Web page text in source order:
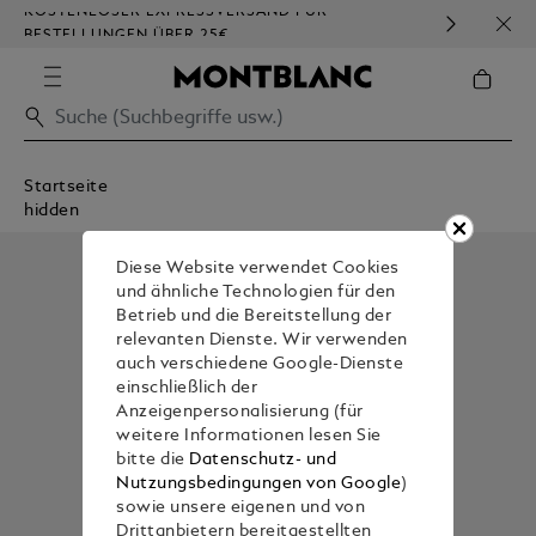
KOSTENLOSER EXPRESSVERSAND FÜR
BESTELLUNGEN ÜBER 25€
Startseite
hidden
Diese Website verwendet Cookies
und ähnliche Technologien für den
Betrieb und die Bereitstellung der
relevanten Dienste. Wir verwenden
auch verschiedene Google-Dienste
einschließlich der
Anzeigenpersonalisierung (für
weitere Informationen lesen Sie
bitte die Datenschutz- und
Nutzungsbedingungen von Google)
sowie unsere eigenen und von
Drittanbietern bereitgestellten